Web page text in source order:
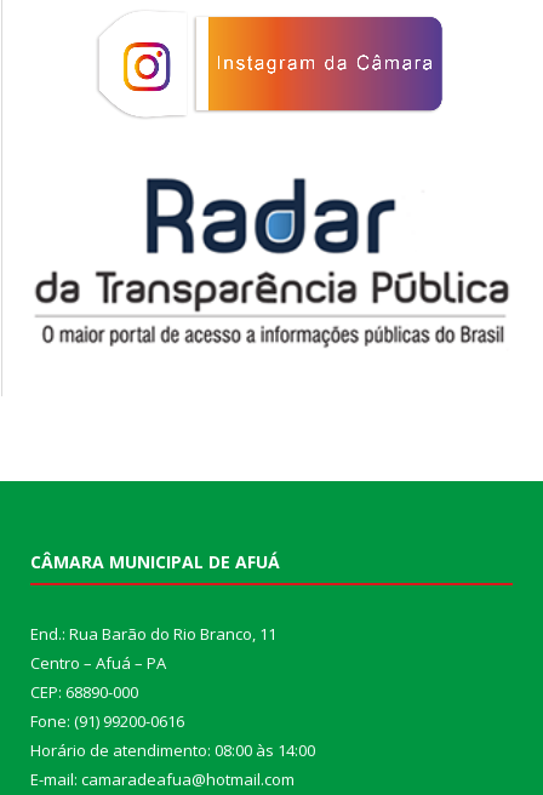
CÂMARA MUNICIPAL DE AFUÁ
End.: Rua Barão do Rio Branco, 11
Centro – Afuá – PA
CEP: 68890-000
Fone: (91) 99200-0616
Horário de atendimento: 08:00 às 14:00
E-mail: camaradeafua@hotmail.com